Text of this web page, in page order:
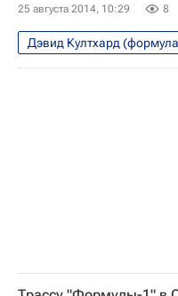
Нико Росберг
25 августа 2014, 10:29 8
Дэвид Култхард
Экономика
Формула-